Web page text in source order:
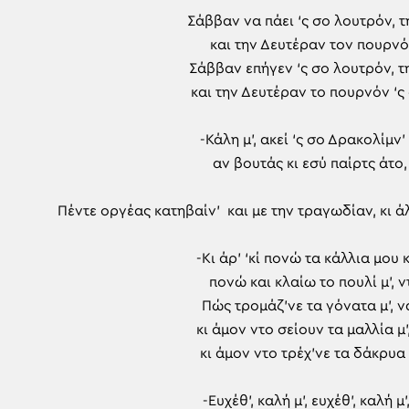
Σάββαν να πάει ‘ς σο λουτρόν,
και την Δευτέραν τον
Σάββαν επήγεν ‘ς σο λουτρόν,
και την Δευτέραν το πουρνόν
-Κάλη μ’, ακεί ‘ς σο
αν βουτάς κι εσύ παίρτς άτο,
Πέντε οργέας κατηβαίν’ και με την τραγωδίαν, κι
-Κι άρ’ ‘κί πονώ τα κάλλια μου
πονώ και κλαίω το πουλί μ’,
Πώς τρομάζ’νε τα γόνατα μ’,
κι άμον ντο σείουν τα μαλλία
κι άμον ντο τρέχ’νε τα δάκρυα
-Ευχέθ’, καλή μ’, ευχέθ’, καλή